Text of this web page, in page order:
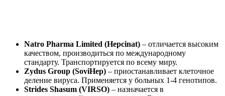
Natro Pharma Limited (Hepcinat) – отличается высоким
качеством, производиться по международному
стандарту. Транспортируется по всему миру.
Zydus Group (SoviHep) – приостанавливает клеточное
деление вируса. Применяется у больных 1-4 генотипов.
Strides Shasum (VIRSO) – назначается в